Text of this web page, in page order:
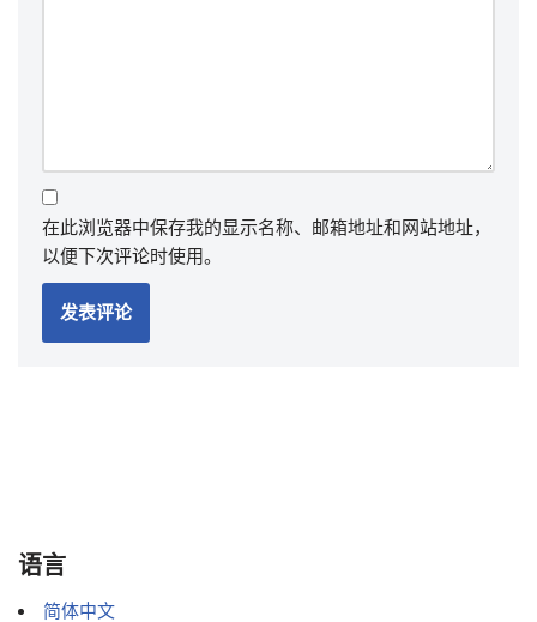
在此浏览器中保存我的显示名称、邮箱地址和网站地址，
以便下次评论时使用。
语言
简体中文